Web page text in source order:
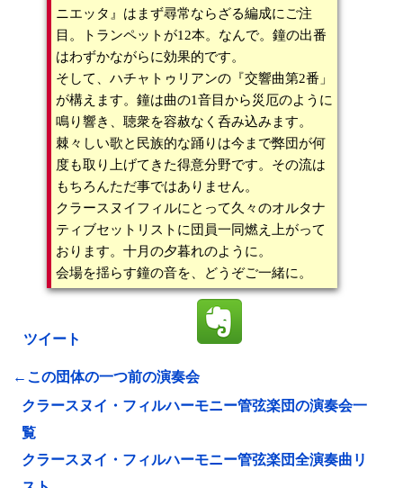
ニエッタ』はまず尋常ならざる編成にご注
目。トランペットが12本。なんで。鐘の出番
はわずかながらに効果的です。
そして、ハチャトゥリアンの『交響曲第2番」
が構えます。鐘は曲の1音目から災厄のように
鳴り響き、聴衆を容赦なく呑み込みます。
棘々しい歌と民族的な踊りは今まで弊団が何
度も取り上げてきた得意分野です。その流は
もちろんただ事ではありません。
クラースヌイフィルにとって久々のオルタナ
ティブセットリストに団員一同燃え上がって
おります。十月の夕暮れのように。
会場を揺らす鐘の音を、どうぞご一緒に。
ツイート
←この団体の一つ前の演奏会
クラースヌイ・フィルハーモニー管弦楽団の演奏会一
覧
クラースヌイ・フィルハーモニー管弦楽団全演奏曲リ